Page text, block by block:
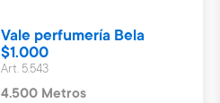
Vale perfumería Bela
$1.000
Art. 5.543
4.500 Metros